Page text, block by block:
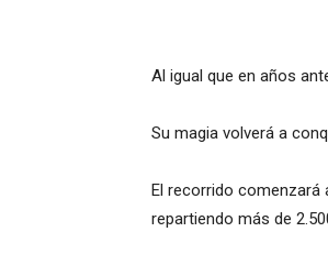
Al igual que en años
Su magia volverá a
El recorrido comenzará
repartiendo más de